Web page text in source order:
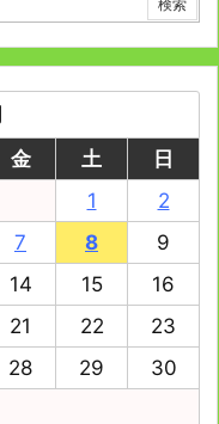
金 土
日
1
2
7 8
9
14 15
16
21 22
23
28 29
30